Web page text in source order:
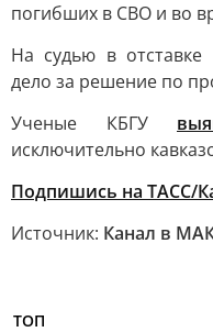
погибших в СВО и во
На судью в отставке
дело за решение по
Ученые КБГУ
исключительно
Подпишись на ТАСС/
Источник: Канал в
ТОП